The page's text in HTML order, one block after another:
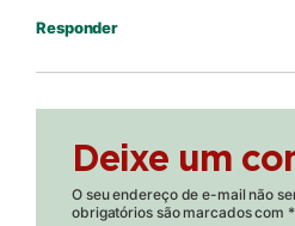
Responder
Deixe um
O seu endereço de e-mail não
obrigatórios são marcados com *